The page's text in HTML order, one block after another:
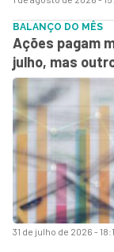
31 de julho de 2026 -
BALANÇO DO MÊS
Ações pagam
julho, mas